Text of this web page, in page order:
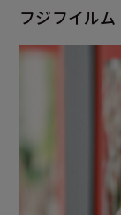
フジフイル